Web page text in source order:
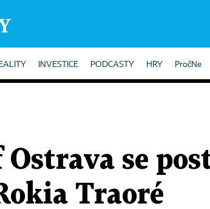
INVESTICE PODCASTY HRY PročNe
Ostrava se
Traoré